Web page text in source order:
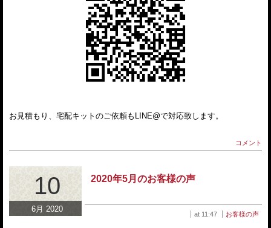
お見積もり、宅配キットのご依頼もLINE@で対応致します。
コメント
10
6月 2020
2020年5月のお客様の声
at 11:47 お客様の声